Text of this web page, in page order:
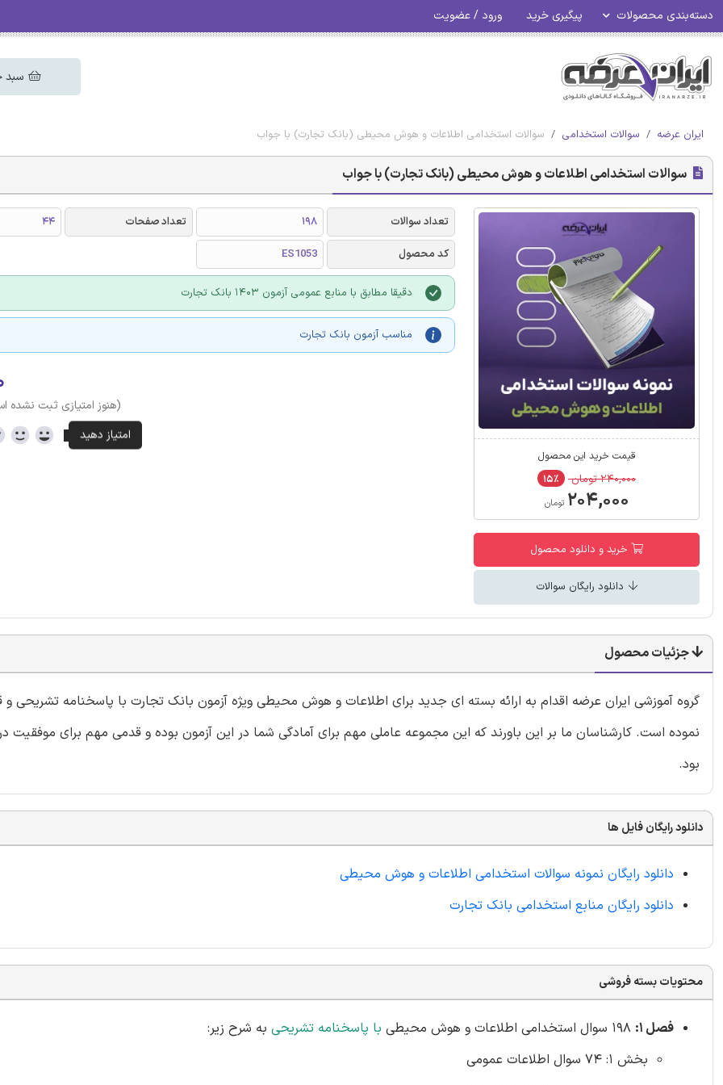
دسته‌بندی محصولات پیگیری خرید ورود / عضویت
سبد
ایران عرضه سوالات استخدامی سوالات استخدامی اطلاعات و هوش محیطی (بانک تجارت) با جواب
سوالات استخدامی اطلاعات و هوش محیطی (بانک تجارت) با جواب
قیمت خرید این محصول
۲۴۰,۰۰۰ تومان ۱۵٪
۲۰۴,۰۰۰ تومان
خرید و دانلود محصول
دانلود رایگان سوالات
تعداد سوالات 198 تعداد صفحات
44
کد محصول
ES1053
دقیقا مطابق با منابع عمومی آزمون 1403 بانک تجارت
مناسب آزمون بانک تجارت
(هنوز امتیازی ثبت نشده
جزئیات محصول
گروه آموزشی ایران عرضه اقدام به ارائه بسته ای جدید برای اطلاعات و هوش محیطی ویژه آزمون بانک تجارت با پاسخنامه تشریحی و
نموده است. کارشناسان ما بر این باورند که این مجموعه عاملی مهم برای آمادگی شما در این آزمون بوده و قدمی مهم برای موفقیت
بود.
دانلود رایگان فایل ها
دانلود رایگان نمونه سوالات استخدامی اطلاعات و هوش محیطی
دانلود رایگان منابع استخدامی بانک تجارت
محتویات بسته فروشی
فصل 1: با پاسخنامه تشریحی به شرح زیر:
بخش 1: 74 سوال اطلاعات عمومی